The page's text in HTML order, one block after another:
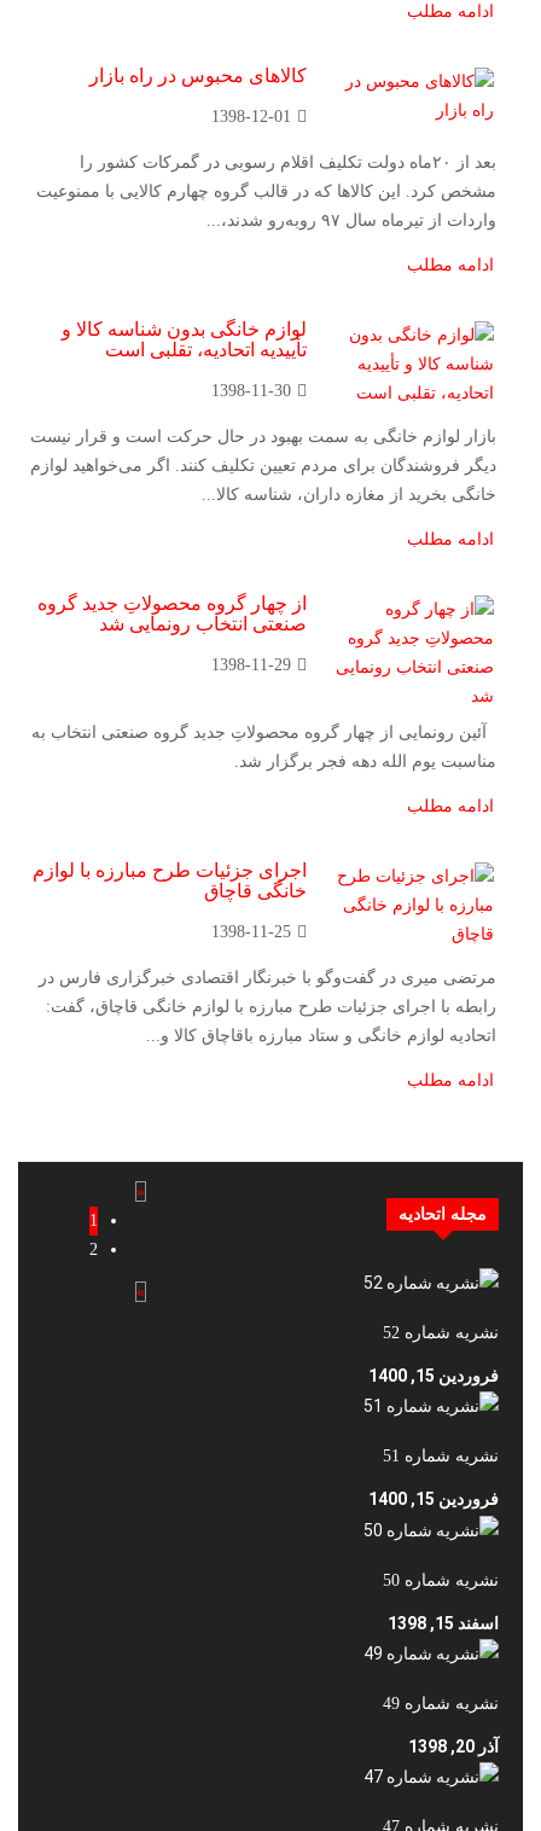
ادامه مطلب
کالاهای محبوس در راه بازار
1398-12-01
بعد از ۲۰ماه دولت تکلیف اقلام رسوبی در گمرکات کشور را
مشخص کرد. این کالاها که در قالب گروه چهارم کالایی با ممنوعیت
واردات از تیرماه سال ۹۷ روبه‌رو شدند،...
ادامه مطلب
لوازم خانگی بدون شناسه کالا و
تأییدیه اتحادیه، تقلبی است
1398-11-30
بازار لوازم خانگی به سمت بهبود در حال حرکت است و قرار نیست
دیگر فروشندگان برای مردم تعیین تکلیف کنند. اگر می‌خواهید لوازم
خانگی بخرید از مغازه داران، شناسه کالا...
ادامه مطلب
از چهار گروه محصولاتِ جدید گروه
صنعتی انتخاب رونمایی شد
1398-11-29
آئین رونمایی از چهار گروه محصولاتِ جدید گروه صنعتی انتخاب به
مناسبت یوم الله دهه فجر برگزار شد.
ادامه مطلب
اجرای جزئیات طرح مبارزه با لوازم
خانگی قاچاق
1398-11-25
مرتضی میری در گفت‌وگو با خبرنگار اقتصادی خبرگزاری فارس در
رابطه با اجرای جزئیات طرح مبارزه با لوازم خانگی قاچاق، گفت:
اتحادیه لوازم خانگی و ستاد مبارزه باقاچاق کالا و...
ادامه مطلب
مجله اتحادیه
نشریه شماره 52
فروردين 15, 1400
نشریه شماره 51
فروردين 15, 1400
نشریه شماره 50
اسفند 15, 1398
نشریه شماره 49
آذر 20, 1398
نشریه شماره 47
«
1
2
»